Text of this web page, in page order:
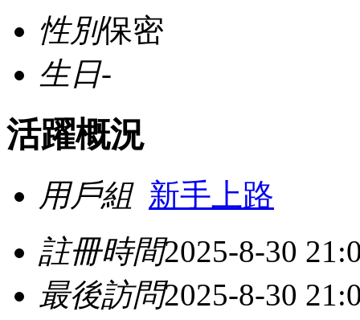
性別保密
生日-
活躍概況
用戶組 新手上路
註冊時間2025-8-30
最後訪問2025-8-30